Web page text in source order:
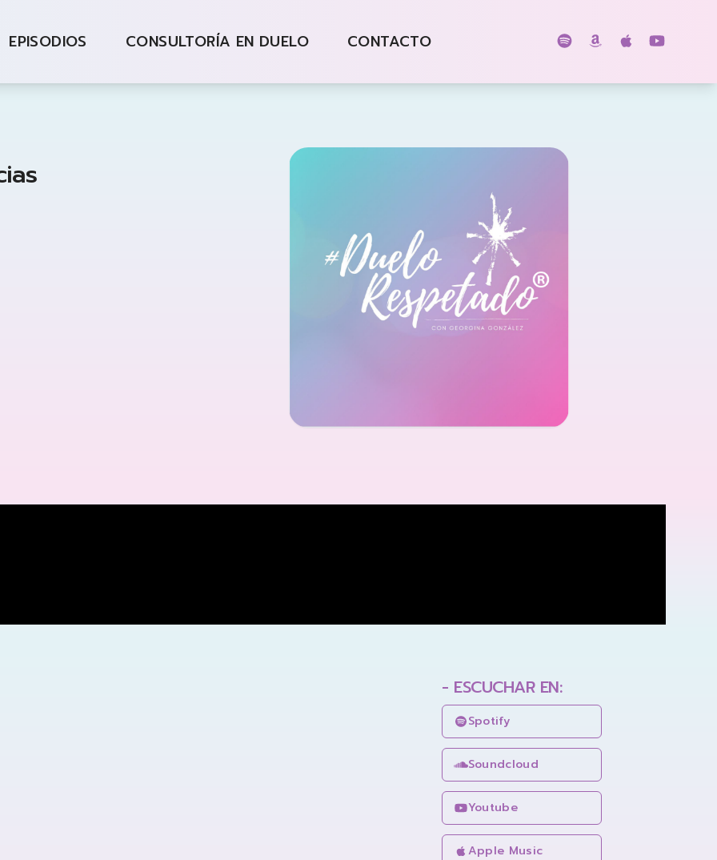
EPISODIOS CONSULTORÍA EN DUELO CONTACTO
- ESCUCHAR EN:
Spotify
Soundcloud
Youtube
Apple Music